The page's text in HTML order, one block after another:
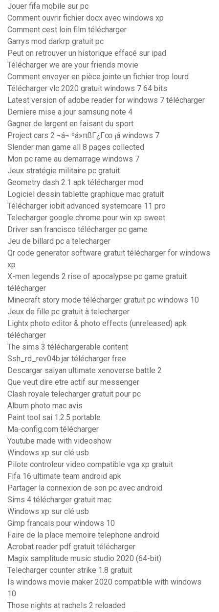
Jouer fifa mobile sur pc
Comment ouvrir fichier docx avec windows xp
Comment cest loin film télécharger
Garrys mod darkrp gratuit pc
Peut on retrouver un historique effacé sur ipad
Télécharger we are your friends movie
Comment envoyer en pièce jointe un fichier trop lourd
Télécharger vlc 2020 gratuit windows 7 64 bits
Latest version of adobe reader for windows 7 télécharger
Derniere mise a jour samsung note 4
Gagner de largent en faisant du sport
Project cars 2 ¬á¬ ºá»πßΓ¿Γ∞ ¡á windows 7
Slender man game all 8 pages collected
Mon pc rame au demarrage windows 7
Jeux stratégie militaire pc gratuit
Geometry dash 2.1 apk télécharger mod
Logiciel dessin tablette graphique mac gratuit
Télécharger iobit advanced systemcare 11 pro
Telecharger google chrome pour win xp sweet
Driver san francisco télécharger pc game
Jeu de billard pc a telecharger
Qr code generator software gratuit télécharger for windows
xp
X-men legends 2 rise of apocalypse pc game gratuit
télécharger
Minecraft story mode télécharger gratuit pc windows 10
Jeux de fille pc gratuit à telecharger
Lightx photo editor & photo effects (unreleased) apk
télécharger
The sims 3 téléchargerable content
Ssh_rd_rev04b.jar télécharger free
Descargar saiyan ultimate xenoverse battle 2
Que veut dire etre actif sur messenger
Clash royale telecharger gratuit pour pc
Album photo mac avis
Paint tool sai 1.2.5 portable
Ma-config.com télécharger
Youtube made with videoshow
Windows xp sur clé usb
Pilote controleur video compatible vga xp gratuit
Fifa 16 ultimate team android apk
Partager la connexion de son pc avec android
Sims 4 télécharger gratuit mac
Windows xp sur clé usb
Gimp francais pour windows 10
Faire de la place memoire telephone android
Acrobat reader pdf gratuit télécharger
Magix samplitude music studio 2020 (64-bit)
Telecharger counter strike 1.8 gratuit
Is windows movie maker 2020 compatible with windows
10
Those nights at rachels 2 reloaded